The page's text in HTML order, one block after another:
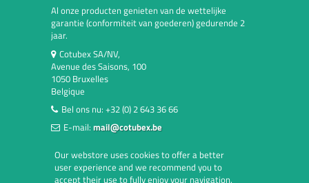
Al onze producten genieten van de wettelijke
garantie (conformiteit van goederen) gedurende 2
jaar.
Cotubex SA/NV,
Avenue des Saisons, 100
1050 Bruxelles
Belgique
Bel ons nu: +32 (0) 2 643 36 66
E-mail: mail@cotubex.be
Our webstore uses cookies to offer a better
user experience and we recommend you to
accept their use to fully enjoy your navigation.